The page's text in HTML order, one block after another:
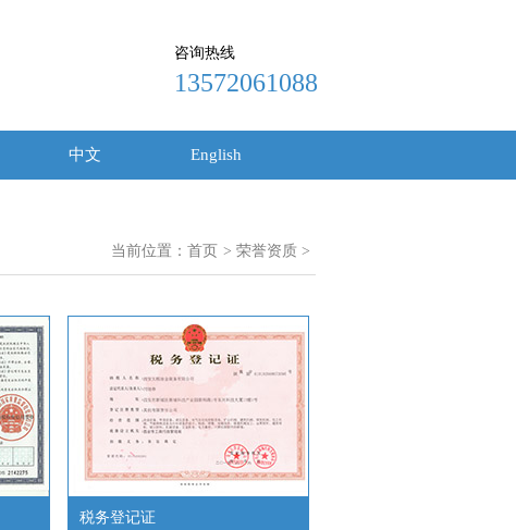
咨询热线
13572061088
中文 English
当前位置： 首页 > 荣誉资质 >
税务登记证